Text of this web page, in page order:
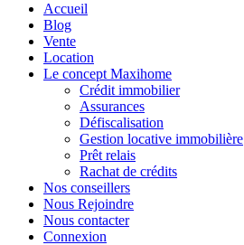
Accueil
Blog
Vente
Location
Le concept Maxihome
Crédit immobilier
Assurances
Défiscalisation
Gestion locative immobilière
Prêt relais
Rachat de crédits
Nos conseillers
Nous Rejoindre
Nous contacter
Connexion